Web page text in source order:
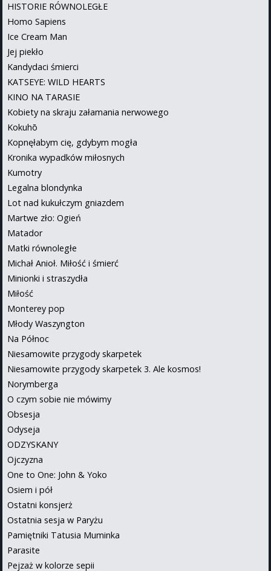
HISTORIE RÓWNOLEGŁE
Homo Sapiens
Ice Cream Man
Jej piekło
Kandydaci śmierci
KATSEYE: WILD HEARTS
KINO NA TARASIE
Kobiety na skraju załamania nerwowego
Kokuhō
Kopnęłabym cię, gdybym mogła
Kronika wypadków miłosnych
Kumotry
Legalna blondynka
Lot nad kukułczym gniazdem
Martwe zło: Ogień
Matador
Matki równoległe
Michał Anioł. Miłość i śmierć
Minionki i straszydła
Miłość
Monterey pop
Młody Waszyngton
Na Północ
Niesamowite przygody skarpetek
Niesamowite przygody skarpetek 3. Ale kosmos!
Norymberga
O czym sobie nie mówimy
Obsesja
Odyseja
ODZYSKANY
Ojczyzna
One to One: John & Yoko
Osiem i pół
Ostatni konsjerż
Ostatnia sesja w Paryżu
Pamiętniki Tatusia Muminka
Parasite
Pejzaż w kolorze sepii